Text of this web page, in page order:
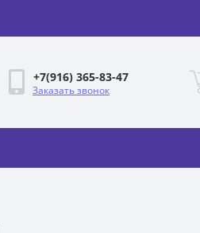
+7(916) 365-83-47
Заказать звонок